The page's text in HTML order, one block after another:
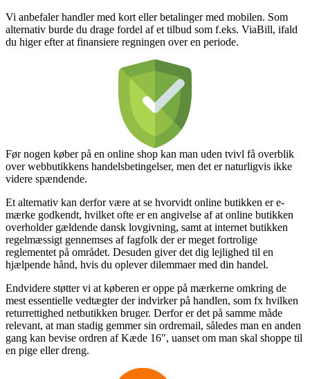
Vi anbefaler handler med kort eller betalinger med mobilen. Som
alternativ burde du drage fordel af et tilbud som f.eks. ViaBill, ifald
du higer efter at finansiere regningen over en periode.
Før nogen køber på en online shop kan man uden tvivl få overblik
over webbutikkens handelsbetingelser, men det er naturligvis ikke
videre spændende.
Et alternativ kan derfor være at se hvorvidt online butikken er e-
mærke godkendt, hvilket ofte er en angivelse af at online butikken
overholder gældende dansk lovgivning, samt at internet butikken
regelmæssigt gennemses af fagfolk der er meget fortrolige
reglementet på området. Desuden giver det dig lejlighed til en
hjælpende hånd, hvis du oplever dilemmaer med din handel.
Endvidere støtter vi at køberen er oppe på mærkerne omkring de
mest essentielle vedtægter der indvirker på handlen, som fx hvilken
returrettighed netbutikken bruger. Derfor er det på samme måde
relevant, at man stadig gemmer sin ordremail, således man en anden
gang kan bevise ordren af Kæde 16", uanset om man skal shoppe til
en pige eller dreng.